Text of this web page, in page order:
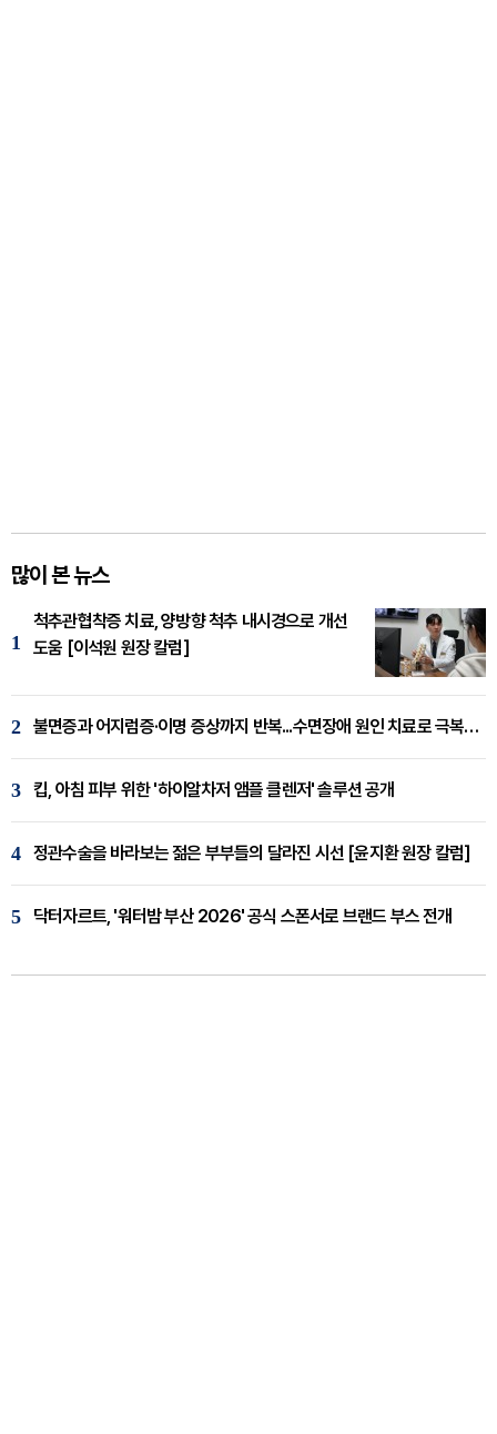
많이 본 뉴스
1
척추관협착증 치료, 양방향 척추 내시경으로 개선
도움 [이석원 원장 칼럼]
2 불면증과 어지럼증·이명 증상까지 반복...수면장애 원인 치료로 극복해야
3 킵, 아침 피부 위한 '하이알차저 앰플 클렌저' 솔루션 공개
4 정관수술을 바라보는 젊은 부부들의 달라진 시선 [윤지환 원장 칼럼]
5 닥터자르트, '워터밤 부산 2026' 공식 스폰서로 브랜드 부스 전개